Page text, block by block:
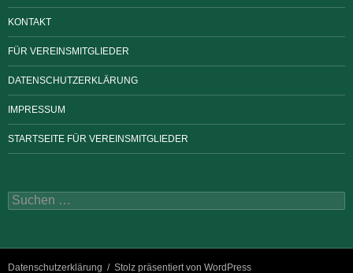
KONTAKT
FÜR VEREINSMITGLIEDER
DATENSCHUTZERKLÄRUNG
IMPRESSUM
STARTSEITE FÜR VEREINSMITGLIEDER
Suchen
nach:
Datenschutzerklärung Stolz präsentiert von WordPress